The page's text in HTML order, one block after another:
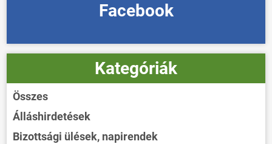
Facebook
Kategóriák
Összes
Álláshirdetések
Bizottsági ülések, napirendek